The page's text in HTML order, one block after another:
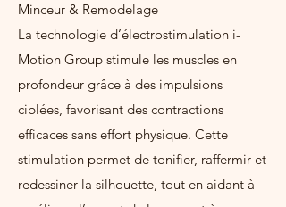
Minceur & Remodelage
La technologie d’électrostimulation i-
Motion Group stimule les muscles en
profondeur grâce à des impulsions
ciblées, favorisant des contractions
efficaces sans effort physique. Cette
stimulation permet de tonifier, raffermir et
redessiner la silhouette, tout en aidant à